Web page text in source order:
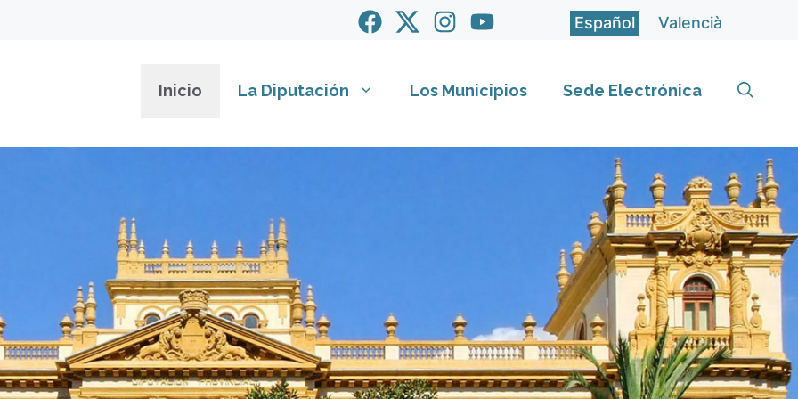
Español Valencià
Inicio La Diputación Los Municipios Sede Electrónica